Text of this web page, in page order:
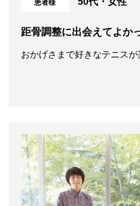
患者様
距骨調整に出会えてよか